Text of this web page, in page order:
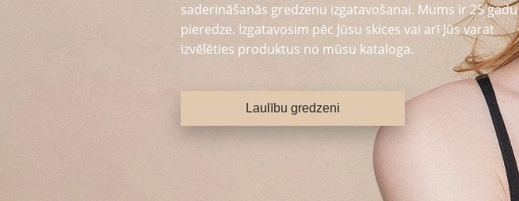
saderināšanās gredzenu izgatavošanai. Mums ir 25 gadu
pieredze. Izgatavosim pēc Jūsu skices vai arī Jūs varat
izvēlēties produktus no mūsu kataloga.
Laulību gredzeni